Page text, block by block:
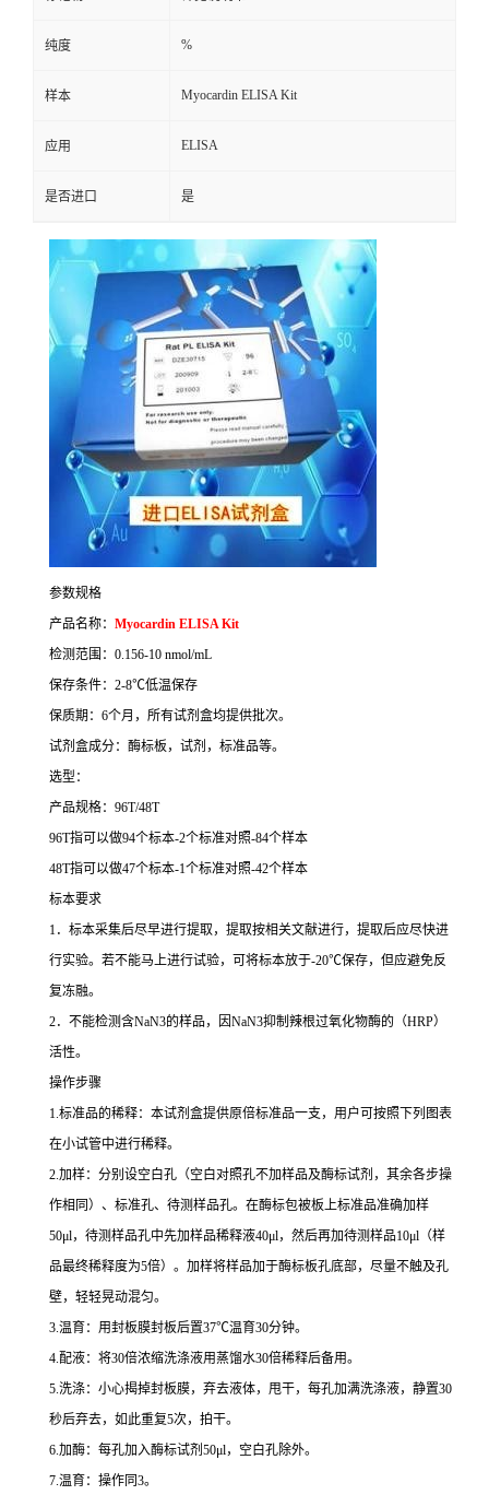
纯度 %
样本 Myocardin ELISA Kit
应用 ELISA
是否进口 是
参数规格
产品名称： Myocardin ELISA Kit
检测范围： 0.156-10 nmol/mL
保存条件： 2-8℃低温保存
保质期： 6个月，所有试剂盒均提供批次。
试剂盒成分：酶标板，试剂，标准品等。
选型：
产品规格： 96T/48T
96T指可以做94个标本-2个标准对照-84个样本
48T指可以做47个标本-1个标准对照-42个样本
标本要求
1．标本采集后尽早进行提取，提取按相关文献进行，提取后应尽快进
行实验。若不能马上进行试验，可将标本放于-20℃保存，但应避免反
复冻融。
2．不能检测含NaN3的样品，因NaN3抑制辣根过氧化物酶的（HRP）
活性。
操作步骤
1.标准品的稀释：本试剂盒提供原倍标准品一支，用户可按照下列图表
在小试管中进行稀释。
2.加样：分别设空白孔（空白对照孔不加样品及酶标试剂，其余各步操
作相同）、标准孔、待测样品孔。在酶标包被板上标准品准确加样
50μl，待测样品孔中先加样品稀释液40μl，然后再加待测样品10μl （样
品最终稀释度为5倍）。加样将样品加于酶标板孔底部，尽量不触及孔
壁，轻轻晃动混匀。
3.温育：用封板膜封板后置37℃温育30分钟。
4.配液：将30倍浓缩洗涤液用蒸馏水30倍稀释后备用。
5.洗涤：小心揭掉封板膜，弃去液体，甩干，每孔加满洗涤液，静置30
秒后弃去，如此重复5次，拍干。
6.加酶：每孔加入酶标试剂 50μl，空白孔除外。
7.温育：操作同 3。